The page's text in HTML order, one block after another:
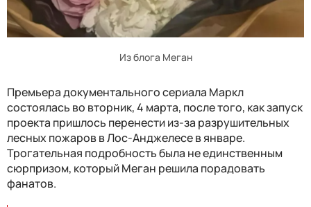
Из блога Меган
Премьера документального сериала Маркл
состоялась во вторник, 4 марта, после того, как запуск
проекта пришлось перенести из-за разрушительных
лесных пожаров в Лос-Анджелесе в январе.
Трогательная подробность была не единственным
сюрпризом, который Меган решила порадовать
фанатов.